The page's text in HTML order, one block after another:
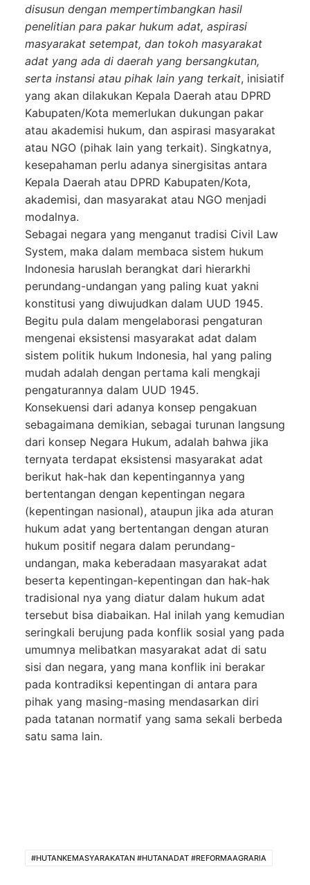
disusun dengan mempertimbangkan hasil
penelitian para pakar hukum adat, aspirasi
masyarakat setempat, dan tokoh masyarakat
adat yang ada di daerah yang bersangkutan,
serta instansi atau pihak lain yang terkait, inisiatif
yang akan dilakukan Kepala Daerah atau DPRD
Kabupaten/Kota memerlukan dukungan pakar
atau akademisi hukum, dan aspirasi masyarakat
atau NGO (pihak lain yang terkait). Singkatnya,
kesepahaman perlu adanya sinergisitas antara
Kepala Daerah atau DPRD Kabupaten/Kota,
akademisi, dan masyarakat atau NGO menjadi
modalnya.
Sebagai negara yang menganut tradisi Civil Law
System, maka dalam membaca sistem hukum
Indonesia haruslah berangkat dari hierarkhi
perundang-undangan yang paling kuat yakni
konstitusi yang diwujudkan dalam UUD 1945.
Begitu pula dalam mengelaborasi pengaturan
mengenai eksistensi masyarakat adat dalam
sistem politik hukum Indonesia, hal yang paling
mudah adalah dengan pertama kali mengkaji
pengaturannya dalam UUD 1945.
Konsekuensi dari adanya konsep pengakuan
sebagaimana demikian, sebagai turunan langsung
dari konsep Negara Hukum, adalah bahwa jika
ternyata terdapat eksistensi masyarakat adat
berikut hak-hak dan kepentingannya yang
bertentangan dengan kepentingan negara
(kepentingan nasional), ataupun jika ada aturan
hukum adat yang bertentangan dengan aturan
hukum positif negara dalam perundang-
undangan, maka keberadaan masyarakat adat
beserta kepentingan-kepentingan dan hak-hak
tradisional nya yang diatur dalam hukum adat
tersebut bisa diabaikan. Hal inilah yang kemudian
seringkali berujung pada konflik sosial yang pada
umumnya melibatkan masyarakat adat di satu
sisi dan negara, yang mana konflik ini berakar
pada kontradiksi kepentingan di antara para
pihak yang masing-masing mendasarkan diri
pada tatanan normatif yang sama sekali berbeda
satu sama lain.
#HUTANKEMASYARAKATAN #HUTANADAT #REFORMAAGRARIA